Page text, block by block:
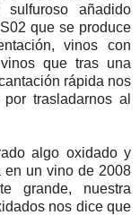
añadido
que se produce
vinos con
que tras una
rápida nos
trasladarnos al
algo oxidado y
en un vino de 2008
grande, nuestra
nos dice que